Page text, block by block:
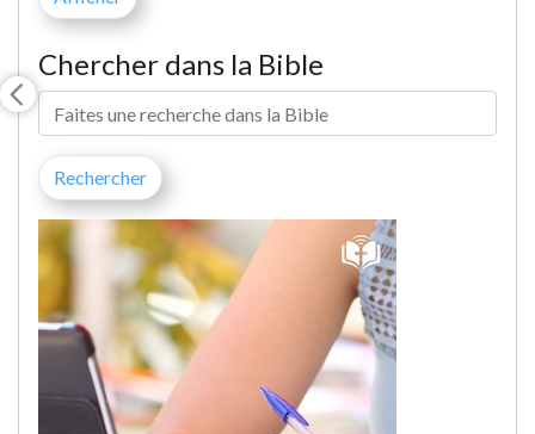
Chercher dans la Bible